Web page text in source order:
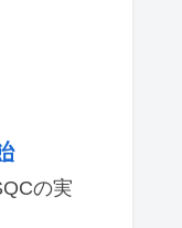
の実